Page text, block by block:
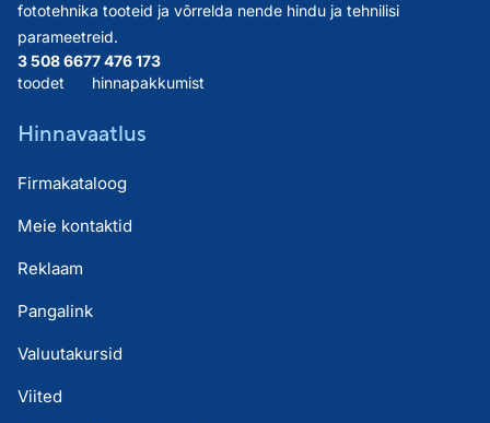
fototehnika tooteid ja võrrelda nende hindu ja tehnilisi
parameetreid.
3 508 667
toodet
7 476 173
hinnapakkumist
Hinnavaatlus
Firmakataloog
Meie kontaktid
Reklaam
Pangalink
Valuutakursid
Viited